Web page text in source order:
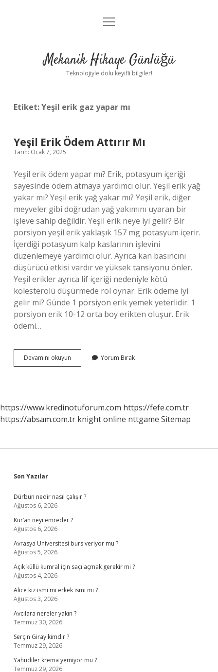
Anasayfa
Yasal Uyarı
menüyü
Mekanik Hikaye Günlüğü
Teknolojiyle dolu keyifli bilgiler!
Etiket:Yeşil erik gaz yapar mı
Yeşil Erik Ödem Attırır Mı
Tarih: Ocak 7, 2025
Yeşil erik ödem yapar mı? Erik, potasyum içeriği
sayesinde ödem atmaya yardımcı olur. Yeşil erik yağ
yakar mı? Yeşil erik yağ yakar mı? Yeşil erik, diğer
meyveler gibi doğrudan yağ yakımını uyaran bir
işleve sahip değildir. Yeşil erik neye iyi gelir? Bir
porsiyon yeşil erik yaklaşık 157 mg potasyum içerir.
İçerdiği potasyum kalp kaslarının işlevini
düzenlemeye yardımcı olur. Ayrıca kan basıncını
düşürücü etkisi vardır ve yüksek tansiyonu önler.
Yeşil erikler ayrıca lif içeriği nedeniyle kötü
kolesterolü düşürmede rol oynar. Erik ödeme iyi
gelir mi? Günde 1 porsiyon erik yemek yeterlidir. 1
porsiyon erik 10-12 orta boy erikten oluşur. Erik
ödemi…
Devamını okuyun
Erik
Yorum Bırak
https://www.kredinotuforum.com https://fefe.com.tr
https://absam.com.tr knight online nttgame Sitemap
Sidebar
Son Yazılar
Dürbün nedir nasıl çalışır ?
Ağustos 6, 2026
Kur’an neyi emreder ?
Ağustos 6, 2026
Avrasya Üniversitesi burs veriyor mu ?
Ağustos 5, 2026
Açık küllü kumral için saçı açmak gerekir mi ?
Ağustos 4, 2026
Alice kız ismi mi erkek ismi mi ?
Ağustos 3, 2026
Avcılara nereler yakın ?
Temmuz 30, 2026
Serçin Giray kimdir ?
Temmuz 29, 2026
Yahudiler krema yemiyor mu ?
Temmuz 29, 2026